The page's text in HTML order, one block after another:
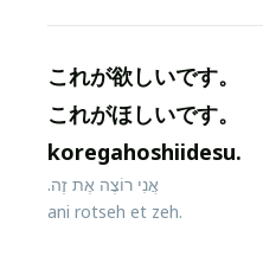
これが欲しいです。
これがほしいです。
koregahoshiidesu.
אֲנִי רוֹצֶה אֶת זֶה.
ani rotseh et zeh.